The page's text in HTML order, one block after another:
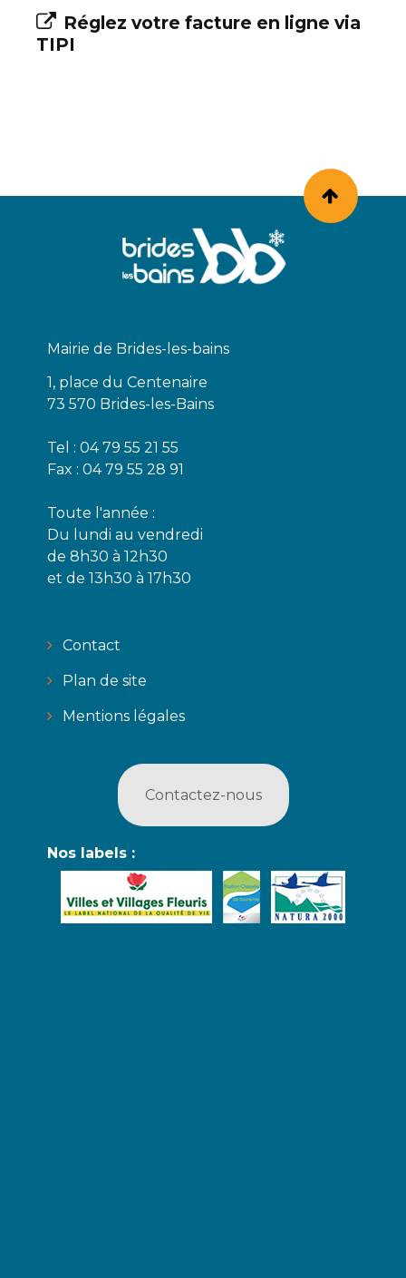
Réglez votre facture en ligne via
TIPI
Mairie de Brides-les-bains
1, place du Centenaire
73 570 Brides-les-Bains
Tel : 04 79 55 21 55
Fax : 04 79 55 28 91
Toute l'année :
Du lundi au vendredi
de 8h30 à 12h30
et de 13h30 à 17h30
Contact
Plan de site
Mentions légales
Contactez-nous
Nos labels :